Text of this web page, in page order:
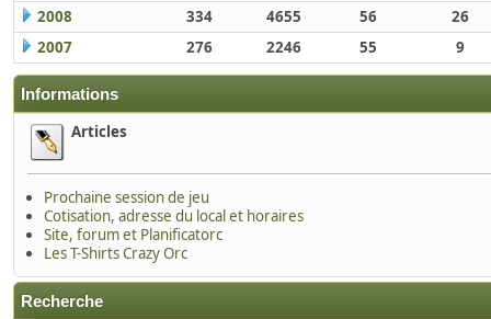
Informations
Articles
Prochaine session de jeu
Cotisation, adresse du local et horaires
Site, forum et Planificatorc
Les T-Shirts Crazy Orc
Recherche
2008
334 4655 56
26
2007
276 2246 55 9